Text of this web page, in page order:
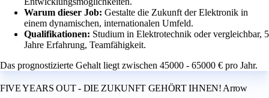
Warum dieser Job: Gestalte die Zukunft der Elektronik in
einem dynamischen, internationalen Umfeld.
Qualifikationen: Studium in Elektrotechnik oder vergleichbar, 5
Jahre Erfahrung, Teamfähigkeit.
Das prognostizierte Gehalt liegt zwischen 45000 - 65000 € pro Jahr.
FIVE YEARS OUT - DIE ZUKUNFT GEHÖRT IHNEN! Arrow